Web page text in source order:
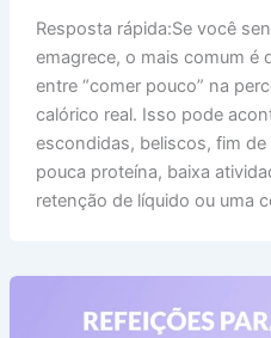
Resposta rápida:Se você
emagrece, o mais comum é
entre “comer pouco” na
calórico real. Isso pode
escondidas, beliscos, fim
pouca proteína, baixa
retenção de líquido ou uma